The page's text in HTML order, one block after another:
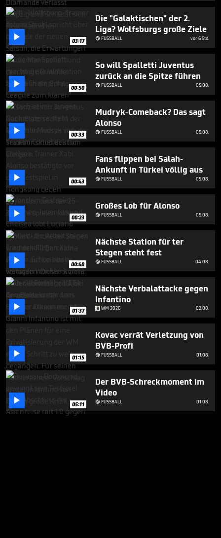
2
minutes,
seconds
 03:17
Die "Galaktischen" der 2.
Liga? Wolfsburgs große Ziele
FUSSBALL vor 6 Std.
 00:50
So will Spalletti Juventus
zurück an die Spitze führen
FUSSBALL 05.08.
 00:33
Mudryk-Comeback? Das sagt
Alonso
FUSSBALL 05.08.
 00:43
Fans flippen bei Salah-
Ankunft in Türkei völlig aus
FUSSBALL 05.08.
 00:23
Großes Lob für Alonso
FUSSBALL 05.08.
 00:40
Nächste Station für ter
Stegen steht fest
FUSSBALL 04.08.
 01:37
Nächste Verbalattacke gegen
Infantino
WM 2026 02.08.
 01:15
Kovac verrät Verletzung von
BVB-Profi
FUSSBALL 01.08.
 05:11
Der BVB-Schreckmoment im
Video
FUSSBALL 01.08.